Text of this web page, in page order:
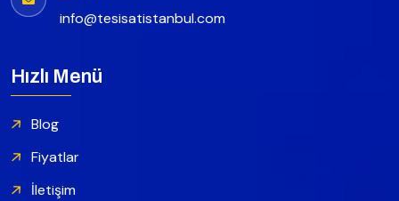
info@tesisatistanbul.com
Hızlı Menü
Blog
Fiyatlar
İletişim